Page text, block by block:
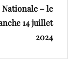
Nationale – le
14 juillet
2024